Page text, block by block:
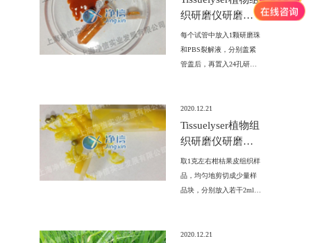
中，将适配器固定在研磨
织研磨仪研磨枸
杞组织的试验方
法
每个试管中放入1颗研磨珠
和PBS裂解液，分别盖紧
管盖后，再置入24孔研磨
Tissuelyser植物组织研磨仪
的参数按要求设置好。启
动研磨器。 研磨完全停止
管，打开管盖，取出研磨
好的枸杞组织样品。
2020.12.21
Tissuelyser植物组
织研磨仪研磨柑
桔果皮组织试验
方法
取1克左右柑桔果皮组织样
品，均匀地剪切成少量样
品块，分别放入若干2ml的
和800µL缓冲液，分别盖
2020.12.21